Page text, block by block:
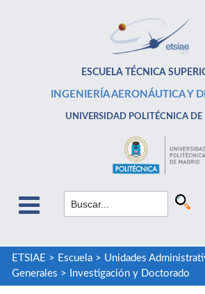
ESCUELA TÉCNICA
INGENIERÍA AERONÁUTICA Y
UNIVERSIDAD POLITÉCNICA
ETSIAE > Escuela> Unidades
Generales > Investigación y Doctorado